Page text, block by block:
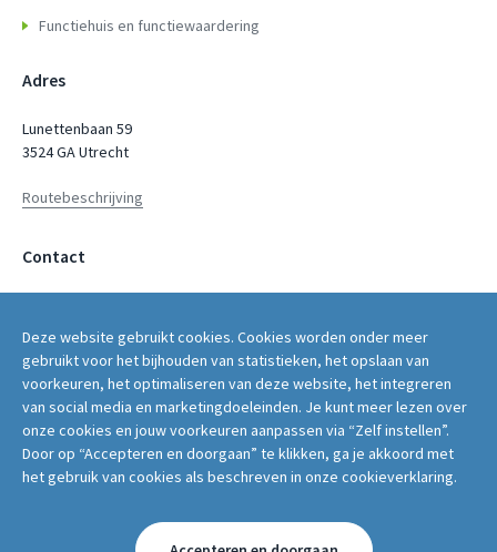
Deze website gebruikt cookies. Cookies worden onder meer
gebruikt voor het bijhouden van statistieken, het opslaan van
voorkeuren, het optimaliseren van deze website, het integreren
van social media en marketingdoeleinden. Je kunt meer lezen over
onze cookies en jouw voorkeuren aanpassen via “Zelf instellen”.
Door op “Accepteren en doorgaan” te klikken, ga je akkoord met
het gebruik van cookies als beschreven in onze cookieverklaring.
Functiehuis en functiewaardering
Adres
Lunettenbaan 59
3524 GA Utrecht
Routebeschrijving
Contact
030 - 2669 400
Volg ons op: